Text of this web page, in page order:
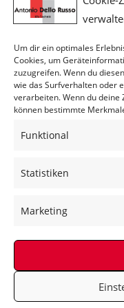
Um dir ein optimales
Cookies, um
zuzugreifen. Wenn du
wie das Surfverhalten oder
verarbeiten. Wenn du
können bestimmte
Funktional
Statistiken
Marketing
DSGVO-
Ich willige ein,
übermittelten
ABSENDEN